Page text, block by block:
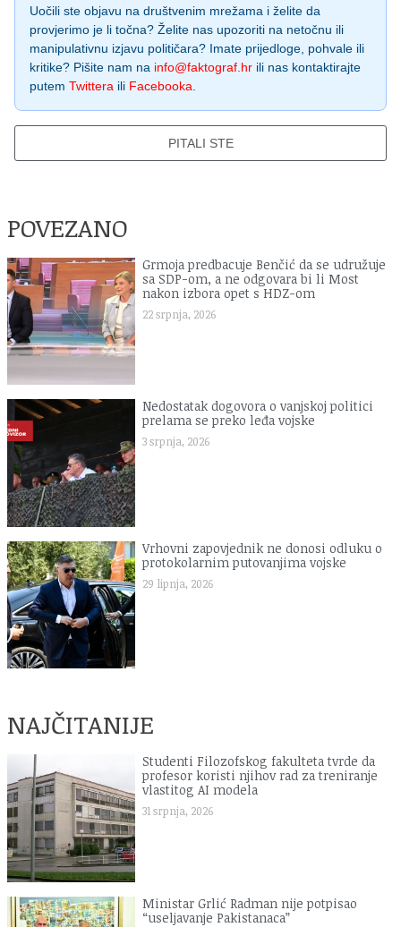
Uočili ste objavu na društvenim mrežama i želite da
provjerimo je li točna? Želite nas upozoriti na netočnu ili
manipulativnu izjavu političara? Imate prijedloge, pohvale ili
kritike? Pišite nam na info@faktograf.hr ili nas kontaktirajte
putem Twittera ili Facebooka
PITALI STE
POVEZANO
Grmoja predbacuje Benčić da se udružuje
sa SDP-om, a ne odgovara bi li Most
nakon izbora opet s HDZ-om
22 srpnja, 2026
Nedostatak dogovora o vanjskoj politici
prelama se preko leđa vojske
3 srpnja, 2026
Vrhovni zapovjednik ne donosi odluku o
protokolarnim putovanjima vojske
29 lipnja, 2026
NAJČITANIJE
Studenti Filozofskog fakulteta tvrde da
profesor koristi njihov rad za treniranje
vlastitog AI modela
31 srpnja, 2026
Ministar Grlić Radman nije potpisao
“useljavanje Pakistanaca”